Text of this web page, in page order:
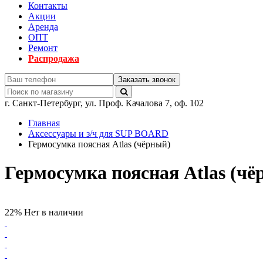
Контакты
Акции
Аренда
ОПТ
Ремонт
Распродажа
Заказать звонок
г. Санкт-Петербург, ул. Проф. Качалова 7, оф. 102
Главная
Аксессуары и з/ч для SUP BOARD
Гермосумка поясная Atlas (чёрный)
Гермосумка поясная Atlas
22% Нет в наличии